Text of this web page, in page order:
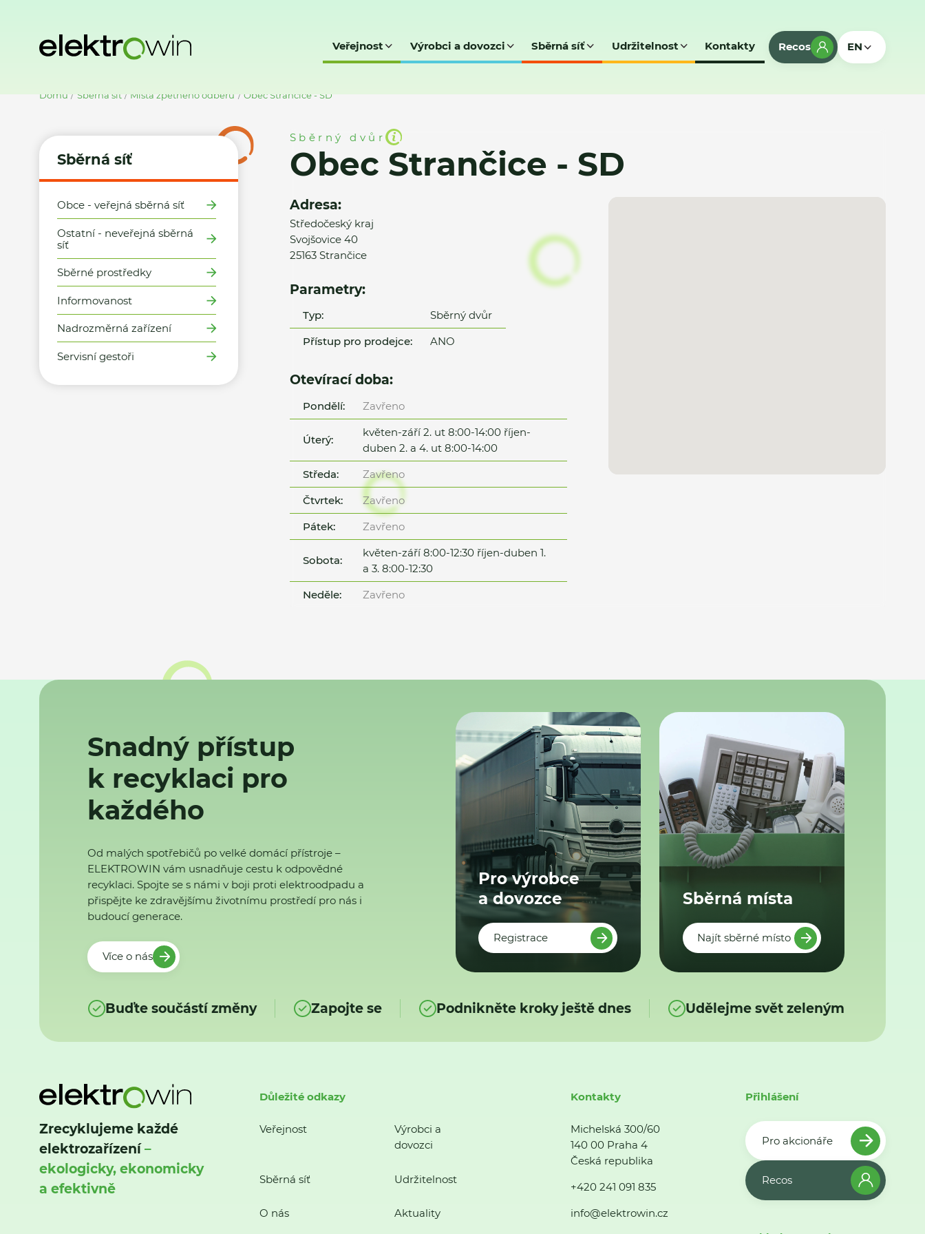
Veřejnost Výrobci a dovozci Sběrná síť Udržitelnost Kontakty Recos EN
Domů Sběrná síť Místa zpětného odběru Obec Strančice - SD
Sběrná síť
Obce - veřejná sběrná síť
Ostatní - neveřejná sběrná
síť
Sběrné prostředky
Informovanost
Nadrozměrná zařízení
Servisní gestoři
Sběrný dvůr
Obec Strančice - SD
Adresa:
Středočeský kraj
Svojšovice 40
25163 Strančice
Parametry:
Typ:
Sběrný dvůr
Přístup pro prodejce:
ANO
Otevírací doba:
Pondělí: Zavřeno
Úterý:
květen-září 2. ut 8:00-14:00 říjen-
duben 2. a 4. ut 8:00-14:00
Středa:
Zavřeno
Čtvrtek:
Zavřeno
Pátek:
Zavřeno
Sobota:
květen-září 8:00-12:30 říjen-duben 1.
a 3. 8:00-12:30
Neděle:
Zavřeno
Snadný přístup
k recyklaci pro
každého
Od malých spotřebičů po velké domácí přístroje –
ELEKTROWIN vám usnadňuje cestu k odpovědné
recyklaci. Spojte se s námi v boji proti elektroodpadu a
přispějte ke zdravějšímu životnímu prostředí pro nás i
budoucí generace.
Více o nás
Pro výrobce
a dovozce
Registrace
Sběrná místa
Najít sběrné místo
Buďte součástí změny Zapojte se Podnikněte kroky ještě dnes Udělejme svět zeleným
Zrecyklujeme každé
elektrozařízení–
ekologicky, ekonomicky
a efektivně
Důležité odkazy
Veřejnost
Výrobci a
dovozci
Sběrná síť Udržitelnost
O nás Aktuality
Kontakty
Michelská 300/60
140 00 Praha 4
Česká republika
+420 241 091 835
info@elektrowin.cz
Přihlášení
Pro akcionáře
Recos